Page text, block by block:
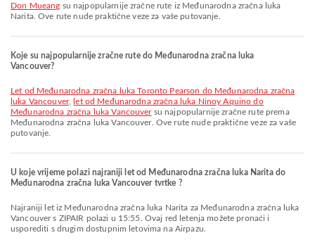
Don Mueang su najpopularnije zračne rute iz Međunarodna zračna luka
Narita. Ove rute nude praktične veze za vaše putovanje.
Koje su najpopularnije zračne rute do Međunarodna zračna luka
Vancouver?
let od Međunarodna zračna luka Toronto Pearson do Međunarodna zračna
luka Vancouver,
let od Međunarodna zračna luka Ninoy Aquino do
Međunarodna zračna luka Vancouversu najpopularnije zračne rute prema
Međunarodna zračna luka Vancouver. Ove rute nude praktične veze za vaše
putovanje.
U koje vrijeme polazi najraniji let od Međunarodna zračna luka Narita do
Međunarodna zračna luka Vancouver tvrtke ?
Najraniji let iz Međunarodna zračna luka Narita za Međunarodna zračna luka
Vancouver s ZIPAIR polazi u 15:55. Ovaj red letenja možete pronaći i
usporediti s drugim dostupnim letovima na Airpazu.